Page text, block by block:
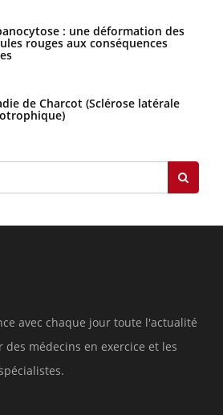
: une déformation des
rouges aux conséquences
de Charcot (Sclérose latérale
avec chaque jour toute l'actualité
médecins en exercice et les